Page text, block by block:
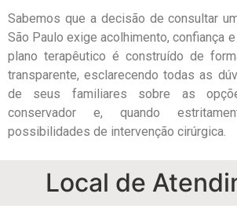
Sabemos que a decisão de consultar
São Paulo exige acolhimento, confiança
plano terapêutico é construído de
transparente, esclarecendo todas as
de seus familiares sobre as
conservador e, quando
possibilidades de intervenção cirúrgica.
Local de